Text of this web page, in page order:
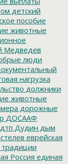
детский
пособие
животные
Медведев
люди
нагрузка
должники
животные
дорожные
ДОСААФ
дтп Дудин дым
еврейская
традиции
Россия единая